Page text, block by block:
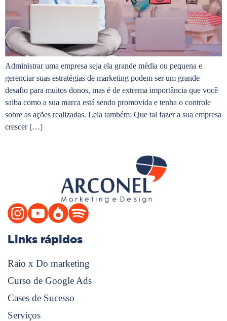
Administrar uma empresa seja ela grande média ou pequena e
gerenciar suas estratégias de marketing podem ser um grande
desafio para muitos donos, mas é de extrema importância que você
saiba como a sua marca está sendo promovida e tenha o controle
sobre as ações realizadas. Leia também: Que tal fazer a sua empresa
crescer […]
Links rápidos
Raio x Do marketing
Curso de Google Ads
Cases de Sucesso
Serviços